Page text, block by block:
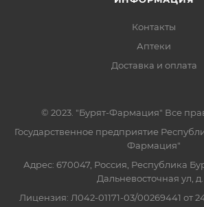
Контакты
Аптеки
Доставка и оплата
© 2023. "Бурят-Фармация" Все
Государственное предприятие
Фармация"
Адрес: 670047, Россия, Республика
Дальневосточная ул,
Лицензия: Л042-01171-03/00269441 от